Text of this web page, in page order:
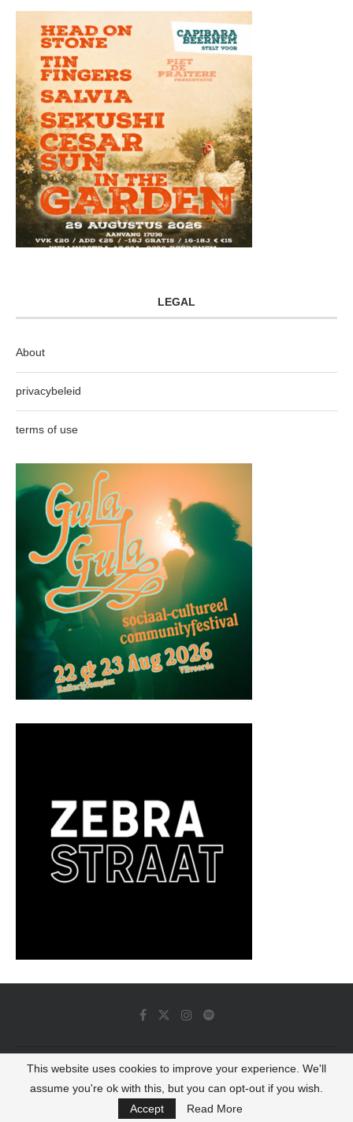
LEGAL
About
privacybeleid
terms of use
© 2022 - Luminous Dash All Rights Reserved
BACK TO TOP
This website uses cookies to improve your experience. We'll
assume you're ok with this, but you can opt-out if you wish.
Accept
Read More